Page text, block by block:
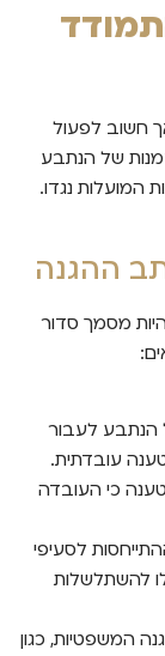
חשוב לפעול
של הנתבע
המועלות נגדו.
ההגנה
מסמך סדור
הנתבע לעבור
עובדתית.
כי העובדה
לסעיפי
להשתלשלות
המשפטיות, כגון